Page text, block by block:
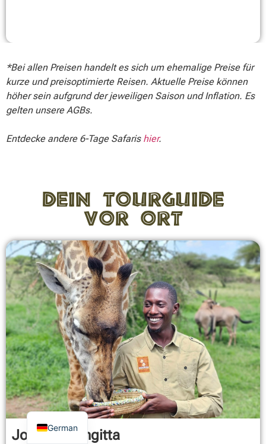
*Bei allen Preisen handelt es sich um ehemalige Preise für
kurze und preisoptimierte Reisen. Aktuelle Preise können
höher sein aufgrund der jeweiligen Saison und Inflation. Es
gelten unsere AGBs.
Entdecke andere 6-Tage Safaris hier.
Dein Tourguide
vor Ort
Joseph Mongitta
German